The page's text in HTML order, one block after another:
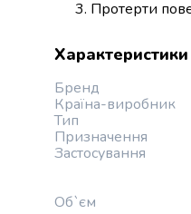
швидкого
Спеції
приправи
Цукор
Все
для
Протерти
Характеристики
Бренд
Країна-виробник
Тип
Призначення
Застосування
Об`єм